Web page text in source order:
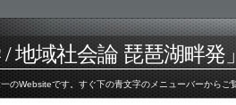
/ 地域社会論 琵琶湖畔発
のWebsiteです。すぐ下の青文字のメニューバーから